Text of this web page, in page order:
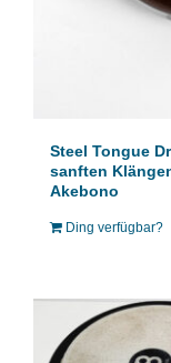
Steel Tongue
sanften
Akebono
Ding verfügbar?